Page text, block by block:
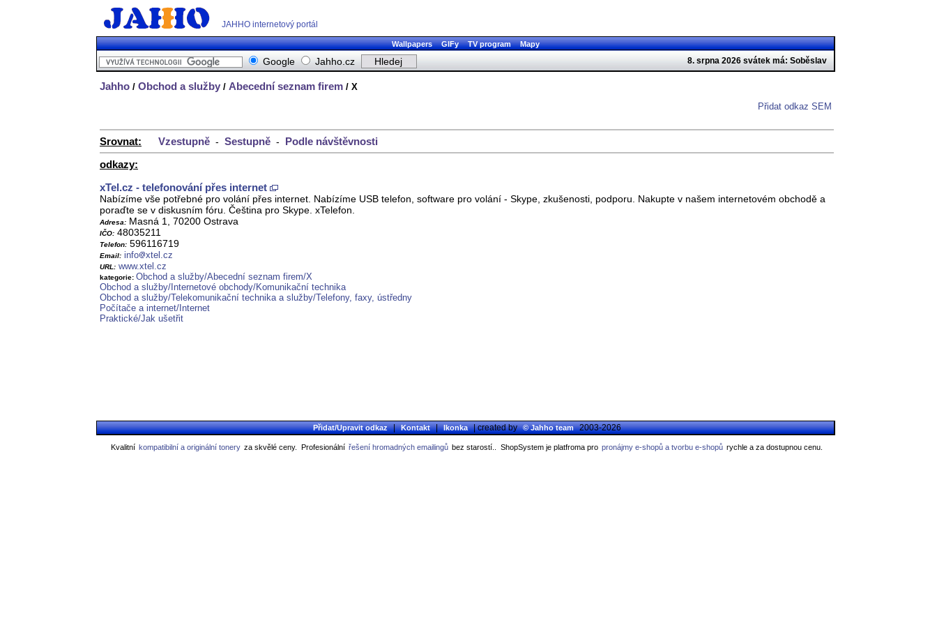
JAHHO internetový portál
Wallpapers GIFy TV program Mapy
8. srpna 2026 svátek má: Soběslav
Google Jahho.cz
Jahho / Obchod a služby / Abecední seznam firem / X
Přidat odkaz SEM
Srovnat: Vzestupně - Sestupně - Podle návštěvnosti
odkazy:
xTel.cz - telefonování přes internet
Nabízíme vše potřebné pro volání přes internet. Nabízíme USB telefon, software pro volání - Skype, zkušenosti, podporu. Nakupte v našem internetovém obchodě a
poraďte se v diskusním fóru. Čeština pro Skype. xTelefon.
Adresa: Masná 1, 70200 Ostrava
IČO: 48035211
Telefon: 596116719
Email: info xtel.cz
URL: www.xtel.cz
kategorie: Obchod a služby/Abecední seznam firem/X
Obchod a služby/Internetové obchody/Komunikační technika
Obchod a služby/Telekomunikační technika a služby/Telefony, faxy, ústředny
Počítače a internet/Internet
Praktické/Jak ušetřit
Přidat/Upravit odkaz | Kontakt | Ikonka | created by © Jahho team 2003-2026
Kvalitní kompatibilní a originální tonery za skvělé ceny. Profesionální řešení hromadných emailingů bez starostí.. ShopSystem je platfroma pro pronájmy e-shopů a tvorbu e-shopů rychle a za dostupnou cenu.